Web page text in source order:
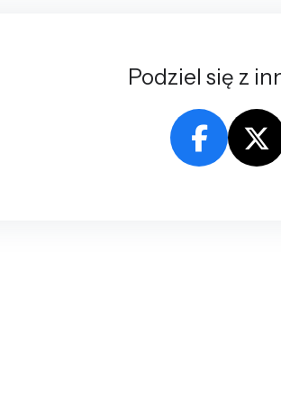
Podziel się z